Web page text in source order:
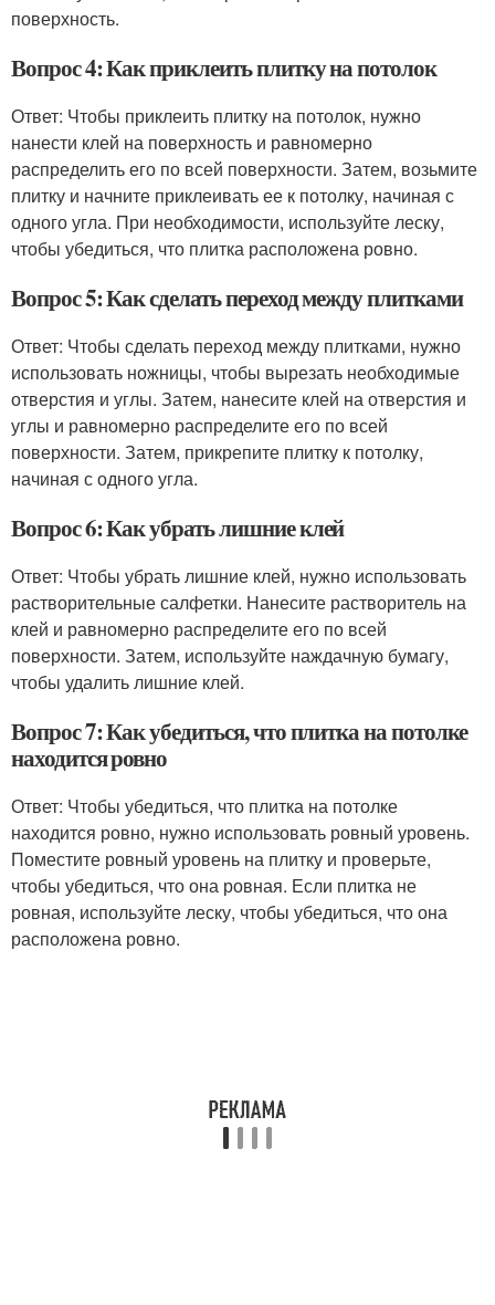
поверхность.
Вопрос 4: Как приклеить плитку на потолок
Ответ: Чтобы приклеить плитку на потолок, нужно
нанести клей на поверхность и равномерно
распределить его по всей поверхности. Затем, возьмите
плитку и начните приклеивать ее к потолку, начиная с
одного угла. При необходимости, используйте леску,
чтобы убедиться, что плитка расположена ровно.
Вопрос 5: Как сделать переход между плитками
Ответ: Чтобы сделать переход между плитками, нужно
использовать ножницы, чтобы вырезать необходимые
отверстия и углы. Затем, нанесите клей на отверстия и
углы и равномерно распределите его по всей
поверхности. Затем, прикрепите плитку к потолку,
начиная с одного угла.
Вопрос 6: Как убрать лишние клей
Ответ: Чтобы убрать лишние клей, нужно использовать
растворительные салфетки. Нанесите растворитель на
клей и равномерно распределите его по всей
поверхности. Затем, используйте наждачную бумагу,
чтобы удалить лишние клей.
Вопрос 7: Как убедиться, что плитка на потолке
находится ровно
Ответ: Чтобы убедиться, что плитка на потолке
находится ровно, нужно использовать ровный уровень.
Поместите ровный уровень на плитку и проверьте,
чтобы убедиться, что она ровная. Если плитка не
ровная, используйте леску, чтобы убедиться, что она
расположена ровно.